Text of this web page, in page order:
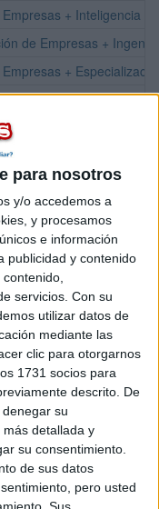
para nosotros
y/o accedemos a
y procesamos
e información
publicidad y contenido
servicios. Con su
utilizar datos de
mediante las
clic para otorgarnos
1731 socios para
descrito. De
su
detallada y
su consentimiento.
de sus datos
pero usted
+ Inteligencia
de Empresas +
+
de Empresas +
de Empresas +
Innovación /
de Empresas /
Europeas e